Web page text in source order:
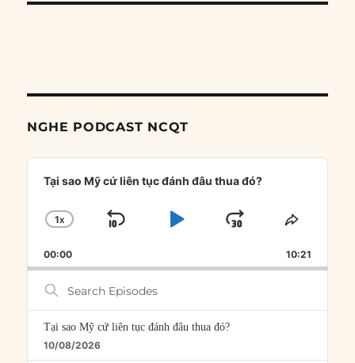
NGHE PODCAST NCQT
Audio
Player
Tại sao Mỹ cứ liên tục đánh đâu thua đó?
CHANGE
RATE
1X
SKIP
PLAYJUMP
FORWARD
SHARE
00:00 10:21
Search
Episodes
Tại sao Mỹ cứ liên tục đánh đâu thua đó?
10/08/2026